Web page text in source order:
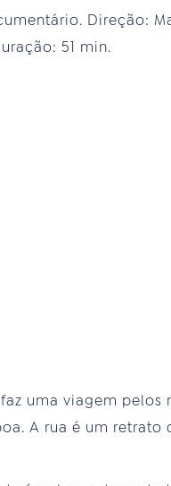
Direção:
51 min.
uma viagem pelos
A rua é um